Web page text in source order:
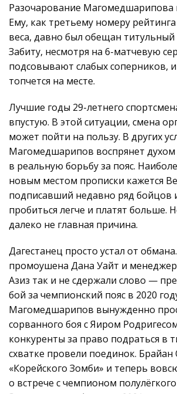
Разочарование Магомедшарипова
Ему, как третьему номеру рейтинга
веса, давно был обещан
Забиту, несмотря на 6-матчевую
подсовывают слабых соперников,
топчется на месте.
Лучшие годы 29-летнего
впустую. В этой ситуации, смена
может пойти на пользу. В других
Магомедшарипов воспрянет духом
в реальную борьбу за пояс.
новым местом прописки кажется
подписавший недавно ряд бойцов
пробиться легче и платят больше.
далеко не главная причина.
Дагестанец просто устал от
промоушена Дана Уайт и
Азиз так и не сдержали слово —
бой за чемпионский пояс в 2020
Магомедшарипов вынужденно
сорванного боя с Яиром
конкуренты за право подраться в
схватке провели поединок. Брайан
«Корейского Зомби» и теперь
о встрече с чемпионом